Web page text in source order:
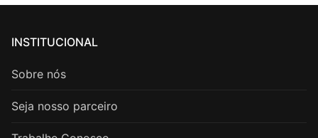
INSTITUCIONAL
Sobre nós
Seja nosso parceiro